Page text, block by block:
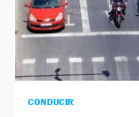
CONDUCIR